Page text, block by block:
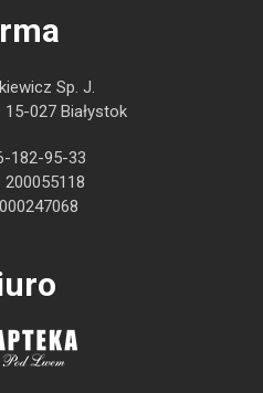
Sp. J.
027 Białystok
182-95-33
200055118